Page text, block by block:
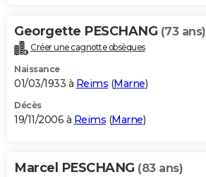
Georgette PESCHANG (73 ans)
Créer une cagnotte obsèques
Naissance
01/03/1933 à Reims (Marne)
Décès
19/11/2006 à Reims (Marne)
Marcel PESCHANG (83 ans)